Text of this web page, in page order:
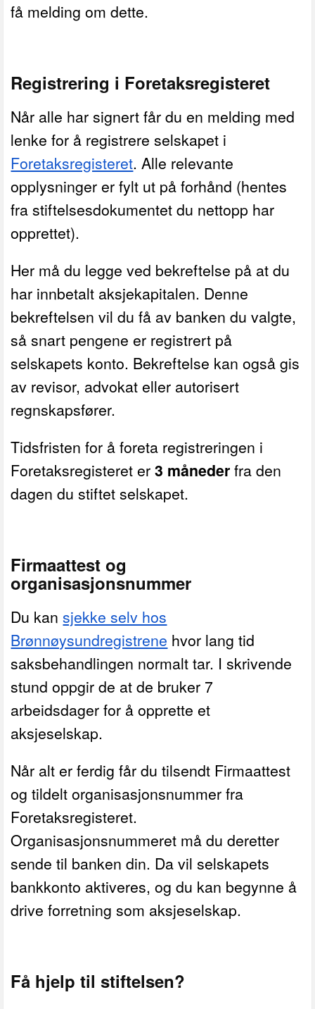
få melding om dette.
Registrering i Foretaksregisteret
Når alle har signert får du en melding med
lenke for å registrere selskapet i
Foretaksregisteret.Alle relevante
opplysninger er fylt ut på forhånd (hentes
fra stiftelsesdokumentet du nettopp har
opprettet).
Her må du legge ved bekreftelse på at du
har innbetalt aksjekapitalen. Denne
bekreftelsen vil du få av banken du valgte,
så snart pengene er registrert på
selskapets konto. Bekreftelse kan også gis
av revisor, advokat eller autorisert
regnskapsfører.
Tidsfristen for å foreta registreringen i
Foretaksregisteret er3 måneder fra den
dagen du stiftet selskapet.
Firmaattest og
organisasjonsnummer
Du kansjekke selv hos
Brønnøysundregistrene hvor lang tid
saksbehandlingen normalt tar. I skrivende
stund oppgir de at de bruker 7
arbeidsdager for å opprette et
aksjeselskap.
Når alt er ferdig får du tilsendt Firmaattest
og tildelt organisasjonsnummer fra
Foretaksregisteret.
Organisasjonsnummeret må du deretter
sende til banken din. Da vil selskapets
bankkonto aktiveres, og du kan begynne å
drive forretning som aksjeselskap.
Få hjelp til stiftelsen?